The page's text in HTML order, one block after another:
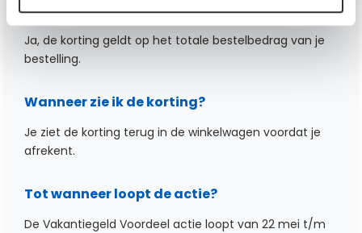
Kan ik meerdere producten combineren?
Ja, de korting geldt op het totale bestelbedrag van je
bestelling.
Wanneer zie ik de korting?
Je ziet de korting terug in de winkelwagen voordat je
afrekent.
Tot wanneer loopt de actie?
De Vakantiegeld Voordeel actie loopt van 22 mei t/m